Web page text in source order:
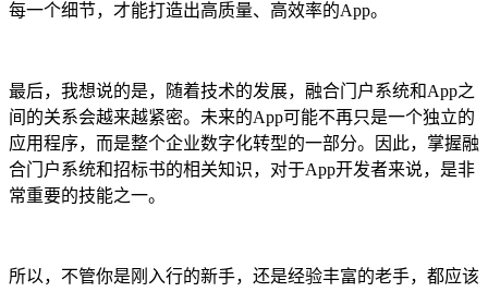
每一个细节，才能打造出高质量、高效率的App。
最后，我想说的是，随着技术的发展，融合门户系统和App之
间的关系会越来越紧密。未来的App可能不再只是一个独立的
应用程序，而是整个企业数字化转型的一部分。因此，掌握融
合门户系统和招标书的相关知识，对于App开发者来说，是非
常重要的技能之一。
所以，不管你是刚入行的新手，还是经验丰富的老手，都应该